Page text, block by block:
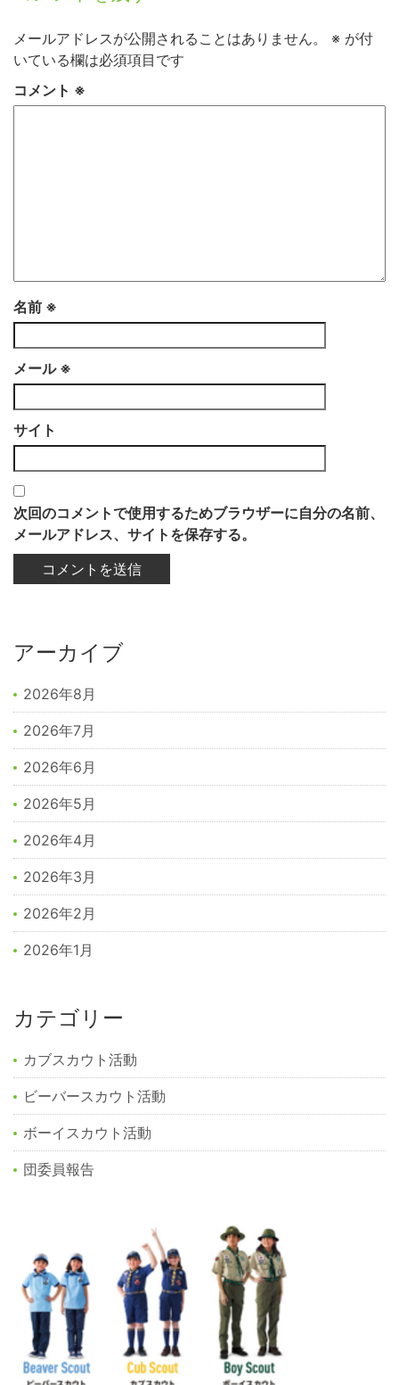
メールアドレスが公開されることはありません。 ※ が付
いている欄は必須項目です
コメント ※
名前 ※
メール ※
サイト
次回のコメントで使用するためブラウザーに自分の名前、
メールアドレス、サイトを保存する。
アーカイブ
2026年8月
2026年7月
2026年6月
2026年5月
2026年4月
2026年3月
2026年2月
2026年1月
カテゴリー
カブスカウト活動
ビーバースカウト活動
ボーイスカウト活動
団委員報告